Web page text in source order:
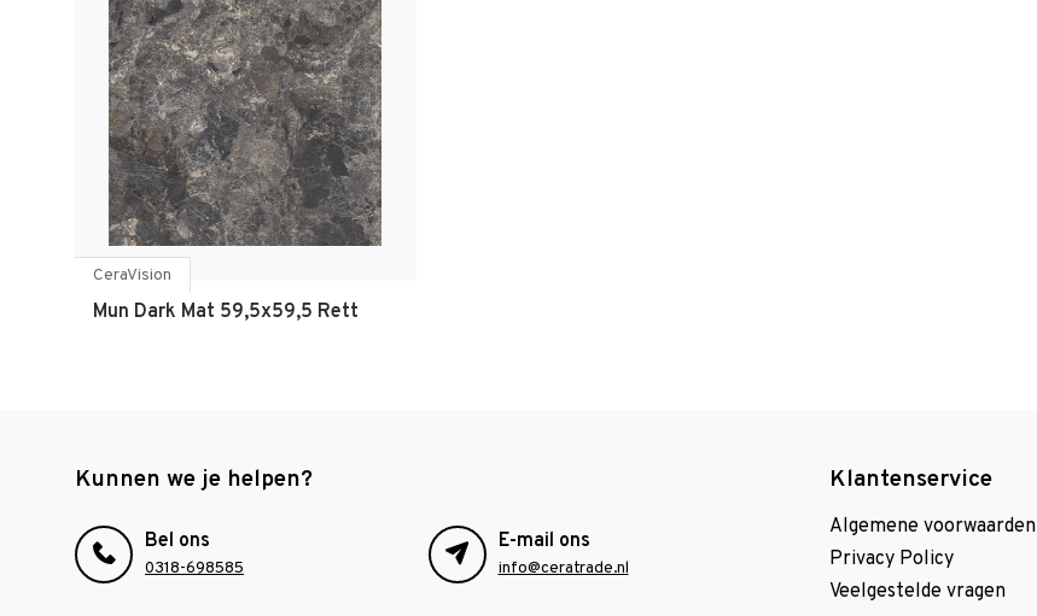
CeraVision
Mun Dark Mat 59,5x59,5 Rett
Kunnen we je helpen?
Bel ons
0318-698585
E-mail ons
info@ceratrade.nl
Klantenservice
Algemene voorwaarden
Privacy Policy
Veelgestelde vragen